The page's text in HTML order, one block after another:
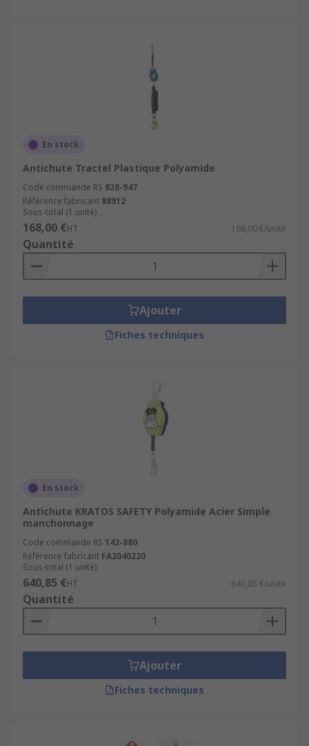
En stock
Antichute Tractel Plastique Polyamide
Code commande RS 828-947
Référence fabricant 88912
Sous-total (1 unité)
168,00 €HT 168,00 €/unité
Quantité
Ajouter
Fiches techniques
En stock
Antichute KRATOS SAFETY Polyamide Acier Simple
manchonnage
Code commande RS 142-880
Référence fabricant FA2040220
Sous-total (1 unité)
640,85 €HT 640,85 €/unité
Quantité
Ajouter
Fiches techniques